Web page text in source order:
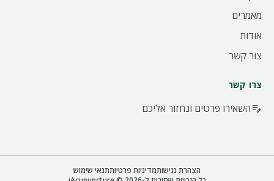
מאמרים
אודות
צור קשר
צרו קשר
edit_noteהשאירו פרטים ונחזור אליכם
הצהרת נגישותמדיניות פרטיותתנאי שימוש